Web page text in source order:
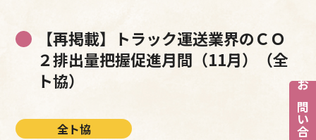
【再掲載】トラック運送業界のＣＯ
２排出量把握促進月間（11月）（全
ト協）
全ト協